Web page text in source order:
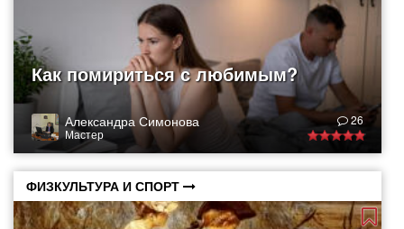
Как помириться с любимым?
Александра Симонова
Мастер
26
ФИЗКУЛЬТУРА И СПОРТ